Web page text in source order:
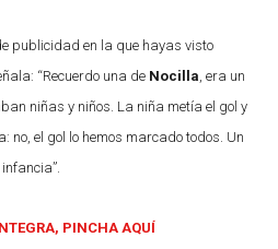
publicidad en la que hayas visto
“Recuerdo una de Nocilla , era un
niñas y niños. La niña metía el gol y
no, el gol lo hemos marcado todos. Un
PINCHA AQUÍ